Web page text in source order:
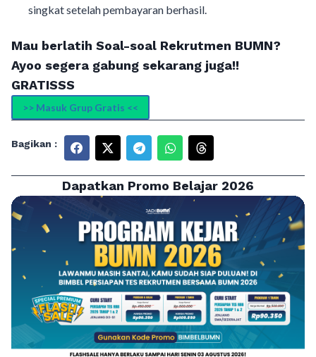
singkat setelah pembayaran berhasil.
Mau berlatih Soal-soal Rekrutmen BUMN?
Ayoo segera gabung sekarang juga!!
GRATISSS
>> Masuk Grup Gratis <<
Bagikan :
Dapatkan Promo Belajar 2026